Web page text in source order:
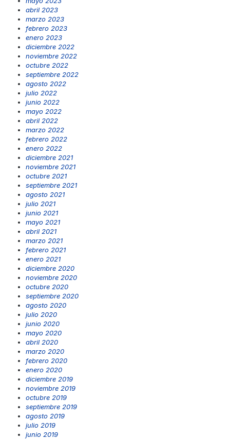
abril 2023
marzo 2023
febrero 2023
enero 2023
diciembre 2022
noviembre 2022
octubre 2022
septiembre 2022
agosto 2022
julio 2022
junio 2022
mayo 2022
abril 2022
marzo 2022
febrero 2022
enero 2022
diciembre 2021
noviembre 2021
octubre 2021
septiembre 2021
agosto 2021
julio 2021
junio 2021
mayo 2021
abril 2021
marzo 2021
febrero 2021
enero 2021
diciembre 2020
noviembre 2020
octubre 2020
septiembre 2020
agosto 2020
julio 2020
junio 2020
mayo 2020
abril 2020
marzo 2020
febrero 2020
enero 2020
diciembre 2019
noviembre 2019
octubre 2019
septiembre 2019
agosto 2019
julio 2019
junio 2019